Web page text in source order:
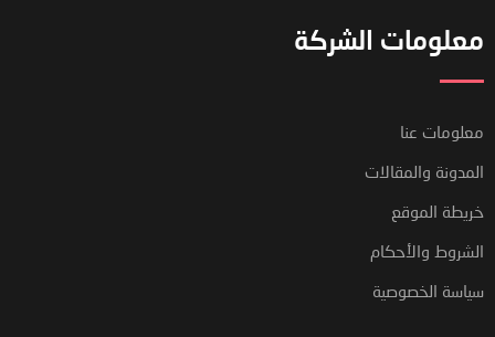
معلومات الشركة
معلومات عنا
المدونة والمقالات
خريطة الموقع
الشروط والأحكام
سياسة الخصوصية